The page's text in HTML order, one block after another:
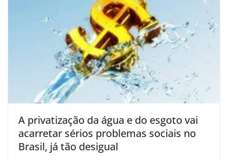
A privatização da água e do esgoto vai
acarretar sérios problemas sociais no
Brasil, já tão desigual